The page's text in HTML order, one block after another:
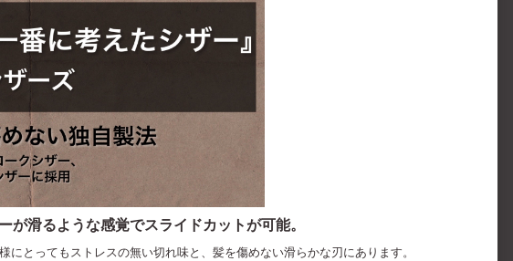
が滑るような感覚でスライドカットが可能。
とってもストレスの無い切れ味と、髪を傷めない滑らかな刃にあります。